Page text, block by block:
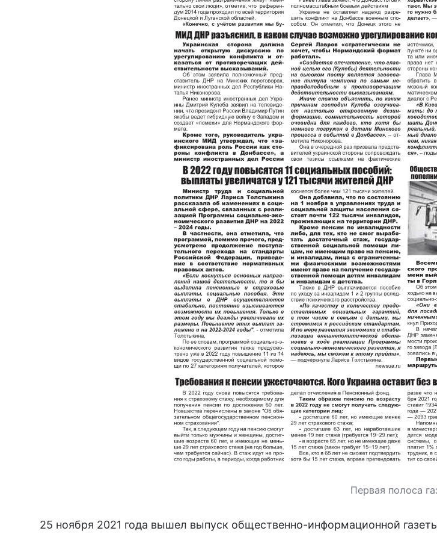
Первая полоса
25 ноября 2021 года вышел выпуск общественно-информационной